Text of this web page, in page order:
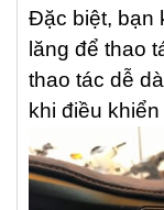
Đặc biệt, bạn
lăng để thao
thao tác dễ
khi điều khiển